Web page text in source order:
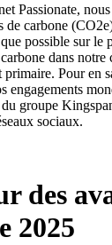
Passionate,
de carbone
possible sur le
dans notre
primaire. Pour en
engagements
groupe
sociaux.
des
2025